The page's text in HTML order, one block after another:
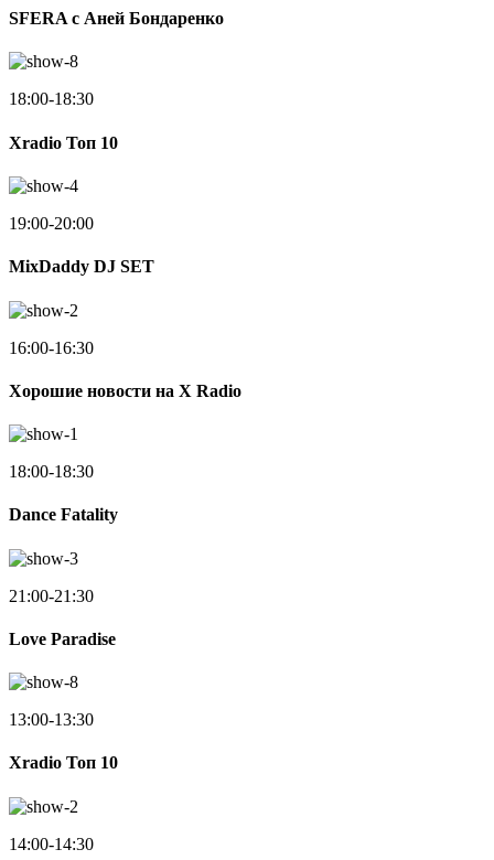
SFERA с Аней Бондаренко
18:00-18:30
Xradio Топ 10
19:00-20:00
MixDaddy DJ SET
16:00-16:30
Хорошие новости на X Radio
18:00-18:30
Dance Fatality
21:00-21:30
Love Paradise
13:00-13:30
Xradio Топ 10
14:00-14:30